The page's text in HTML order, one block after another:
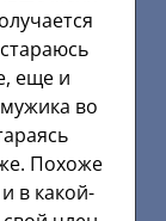
еще и
во
Похоже
в какой-